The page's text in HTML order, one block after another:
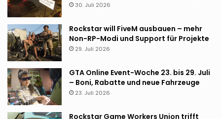
30. Juli 2026
Rockstar will FiveM ausbauen – mehr
Non-RP-Modi und Support für Projekte
29. Juli 2026
GTA Online Event-Woche 23. bis 29. Juli
– Boni, Rabatte und neue Fahrzeuge
23. Juli 2026
Rockstar Game Workers Union trifft